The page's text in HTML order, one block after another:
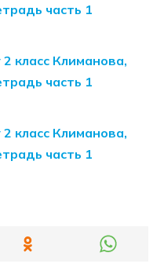
часть 1
класс Климанова,
часть 1
класс Климанова,
часть 1